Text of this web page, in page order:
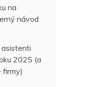
na
návod
2025 (a
firmy)